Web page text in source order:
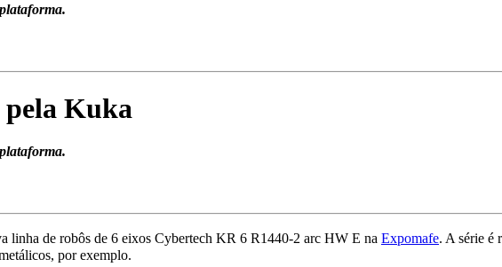
pela Kuka
linha de robôs de 6 eixos Cybertech KR 6 R1440-2 arc HW E na Expomafe. A série é
por exemplo.